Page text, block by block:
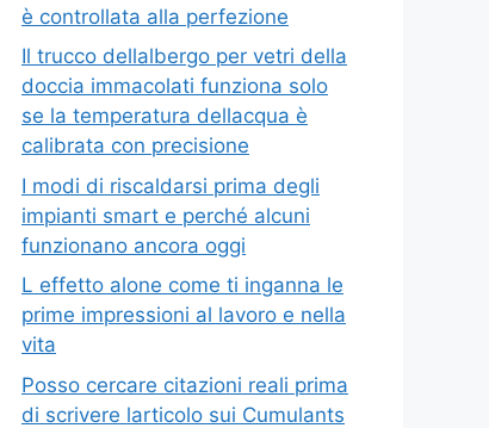
è controllata alla perfezione
Il trucco dellalbergo per vetri della
doccia immacolati funziona solo
se la temperatura dellacqua è
calibrata con precisione
I modi di riscaldarsi prima degli
impianti smart e perché alcuni
funzionano ancora oggi
L effetto alone come ti inganna le
prime impressioni al lavoro e nella
vita
Posso cercare citazioni reali prima
di scrivere larticolo sui Cumulants